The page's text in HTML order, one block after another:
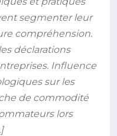
segmenter leur
compréhension.
déclarations
Influence
sur les
de commodité
lors